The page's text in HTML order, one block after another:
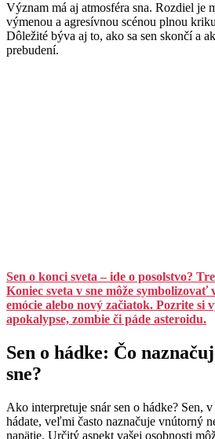
Význam má aj atmosféra sna. Rozdiel je
výmenou a agresívnou scénou plnou
Dôležité býva aj to, ako sa sen skončí a
prebudení.
Sen o konci sveta – ide o posolstvo?
Koniec sveta v sne môže
emócie alebo nový začiatok. Pozrite si
apokalypse, zombie či páde asteroidu.
Sen o hádke: Čo
sne?
Ako interpretuje snár sen o hádke? Sen,
hádate, veľmi často naznačuje vnútorný
napätie. Určitý aspekt vašej osobnosti